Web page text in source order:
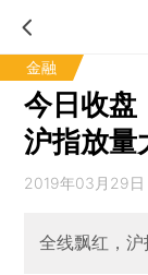
金融
今日收盘
沪指放量
2019年03月29日
全线飘红，